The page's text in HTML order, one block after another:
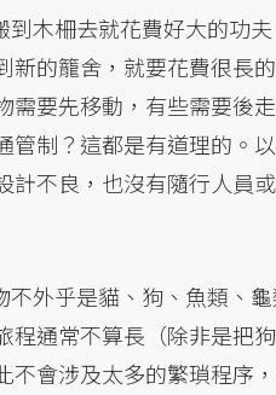
木柵去就花費好大的功
的籠舍，就要花費很長
需要先移動，有些需要後
制？這都是有道理的。
不良，也沒有隨行人員
外乎是貓、狗、魚類、
程通常不算長（除非是把
會涉及太多的繁瑣程序